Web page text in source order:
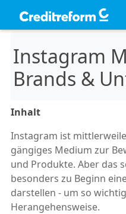
Instagram
Brands &
Inhalt
Instagram ist
gängiges Medium zur
und Produkte. Aber das
besonders zu Beginn
darstellen - um so
Herangehensweise.